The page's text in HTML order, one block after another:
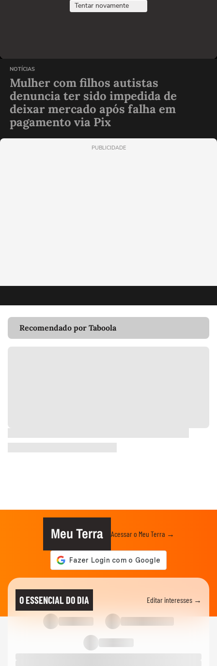
Tentar novamente
NOTÍCIAS
Mulher com filhos autistas
denuncia ter sido impedida de
deixar mercado após falha em
pagamento via Pix
PUBLICIDADE
Recomendado por Taboola
Meu Terra Acessar o Meu Terra →
O ESSENCIAL DO DIA Editar interesses →